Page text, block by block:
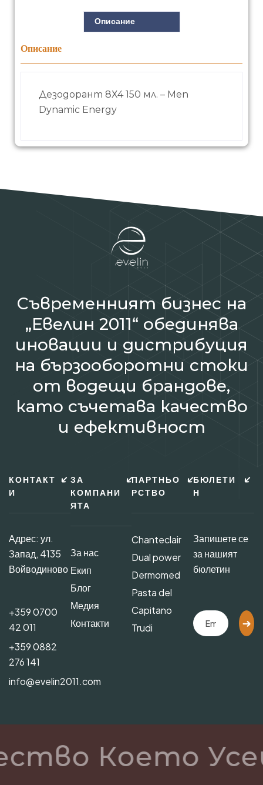
Описание
Описание
Дезодорант 8Х4 150 мл. – Men
Dynamic Energy
Съвременният бизнес на
„Евелин 2011“ обединява
иновации и дистрибуция
на бързооборотни стоки
от водещи брандове,
като съчетава качество
и ефективност
КОНТАКТ
И
Адрес: ул.
Запад, 4135
Войводиново
+359 0700
42 011
+359 0882
276 141
info@evelin2011.com
ЗА
КОМПАНИ
ЯТА
За нас
Екип
Блог
Медия
Контакти
ПАРТНЬО
РСТВО
Chanteclair
Dual power
Dermomed
Pasta del
Capitano
Trudi
БЮЛЕТИ
Н
Запишете се
за нашият
бюлетин
Което